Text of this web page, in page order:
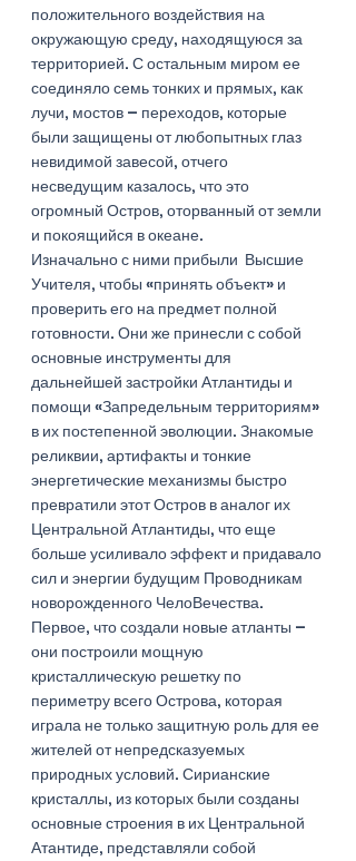
положительного воздействия на
окружающую среду, находящуюся за
территорией. С остальным миром ее
соединяло семь тонких и прямых, как
лучи, мостов – переходов, которые
были защищены от любопытных глаз
невидимой завесой, отчего
несведущим казалось, что это
огромный Остров, оторванный от земли
и покоящийся в океане.
Изначально с ними прибыли  Высшие
Учителя, чтобы «принять объект» и
проверить его на предмет полной
готовности. Они же принесли с собой
основные инструменты для
дальнейшей застройки Атлантиды и
помощи «Запредельным территориям»
в их постепенной эволюции. Знакомые
реликвии, артифакты и тонкие
энергетические механизмы быстро
превратили этот Остров в аналог их
Центральной Атлантиды, что еще
больше усиливало эффект и придавало
сил и энергии будущим Проводникам
новорожденного ЧелоВечества.
Первое, что создали новые атланты –
они построили мощную
кристаллическую решетку по
периметру всего Острова, которая
играла не только защитную роль для ее
жителей от непредсказуемых
природных условий. Сирианские
кристаллы, из которых были созданы
основные строения в их Центральной
Атантиде, представляли собой